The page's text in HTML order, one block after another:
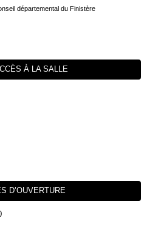
départemental du Finistère
À LA SALLE
D’OUVERTURE